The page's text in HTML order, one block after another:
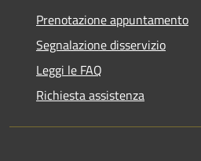
Prenotazione appuntamento
Segnalazione disservizio
Leggi le FAQ
Richiesta assistenza